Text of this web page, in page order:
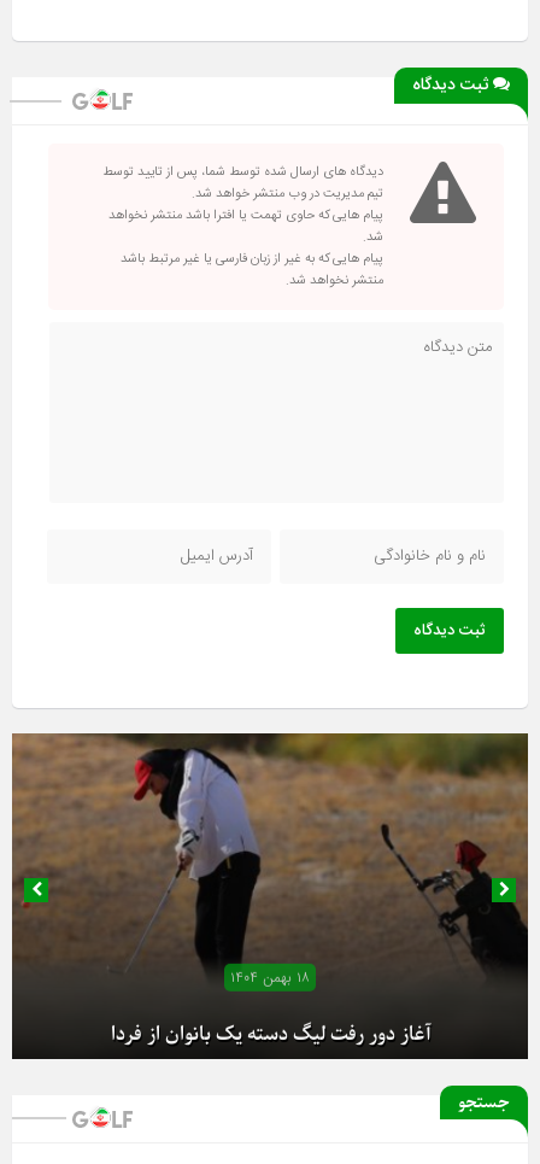
ثبت دیدگاه
دیدگاه های ارسال شده توسط شما، پس از تایید توسط
تیم مدیریت در وب منتشر خواهد شد.
پیام هایی که حاوی تهمت یا افترا باشد منتشر نخواهد
شد.
پیام هایی که به غیر از زبان فارسی یا غیر مرتبط باشد
منتشر نخواهد شد.
ثبت دیدگاه
۱۸ بهمن ۱۴۰۴
آغاز دور رفت لیگ دسته یک بانوان از فردا
جستجو